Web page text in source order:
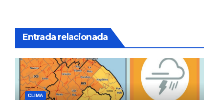
Entrada relacionada
CLIMA